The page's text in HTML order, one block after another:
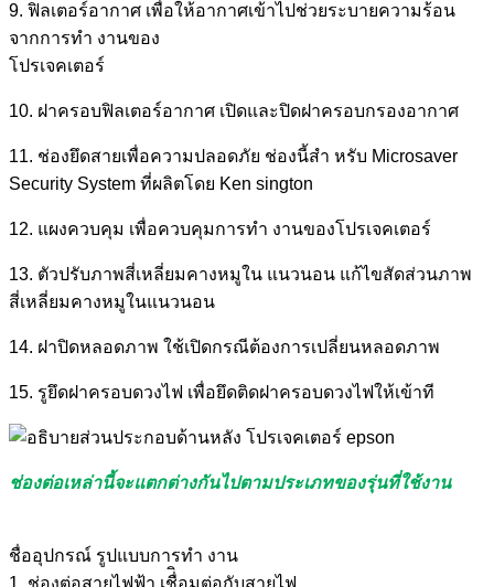
9. ฟิลเตอร์อากาศ เพื่อให้อากาศเข้าไปช่วยระบายความร้อน
จากการทำ งานของ
โปรเจคเตอร์
10. ฝาครอบฟิลเตอร์อากาศ เปิดและปิดฝาครอบกรองอากาศ
11. ช่องยึดสายเพื่อความปลอดภัย ช่องนี้สำ หรับ Microsaver
Security System ที่ผลิตโดย Ken sington
12. แผงควบคุม เพื่อควบคุมการทำ งานของโปรเจคเตอร์
13. ตัวปรับภาพสี่เหลี่ยมคางหมูใน แนวนอน แก้ไขสัดส่วนภาพ
สี่เหลี่ยมคางหมูในแนวนอน
14. ฝาปิดหลอดภาพ ใช้เปิดกรณีต้องการเปลี่ยนหลอดภาพ
15. รูยึดฝาครอบดวงไฟ เพื่อยึดติดฝาครอบดวงไฟให้เข้าที
ช่องต่อเหล่านี้จะแตกต่างกันไปตามประเภทของรุ่นที่ใช้งาน
ชื่ออุปกรณ์ รูปแบบการทำ งาน